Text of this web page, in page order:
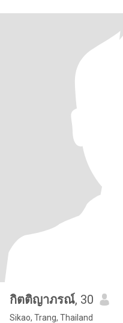
กิตติญาภรณ์, 30
Sikao, Trang, Thailand